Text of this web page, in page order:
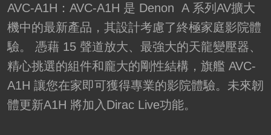
AVC-A1H：AVC-A1H 是 Denon A 系列AV擴大
機中的最新產品，其設計考慮了終極家庭影院體
驗。 憑藉 15 聲道放大、最強大的天龍變壓器、
精心挑選的組件和龐大的剛性結構，旗艦 AVC-
A1H 讓您在家即可獲得專業的影院體驗。未來韌
體更新A1H 將加入Dirac Live功能。